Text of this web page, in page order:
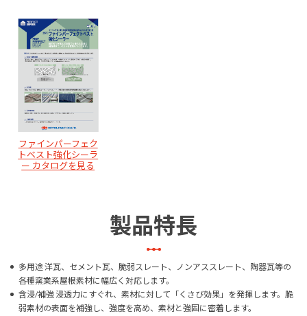
ファインパーフェク
トベスト強化シーラ
ー カタログを見る
製品特長
多用途 洋瓦、セメント瓦、脆弱スレート、ノンアススレート、陶器瓦等の
各種窯業系屋根素材に幅広く対応します。
含浸/補強 浸透力にすぐれ、素材に対して「くさび効果」を発揮します。脆
弱素材の表面を補強し、強度を高め、素材と強固に密着します。